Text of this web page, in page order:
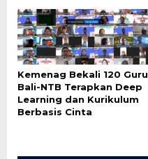
Kemenag Bekali 120 Guru
Bali-NTB Terapkan Deep
Learning dan Kurikulum
Berbasis Cinta